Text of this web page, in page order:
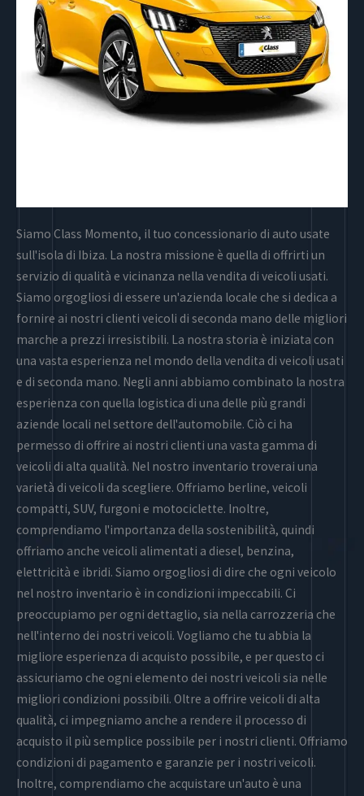
Siamo Class Momento, il tuo concessionario di auto usate
sull'isola di Ibiza. La nostra missione è quella di offrirti un
servizio di qualità e vicinanza nella vendita di veicoli usati.
Siamo orgogliosi di essere un'azienda locale che si dedica a
fornire ai nostri clienti veicoli di seconda mano delle migliori
marche a prezzi irresistibili. La nostra storia è iniziata con
una vasta esperienza nel mondo della vendita di veicoli usati
e di seconda mano. Negli anni abbiamo combinato la nostra
esperienza con quella logistica di una delle più grandi
aziende locali nel settore dell'automobile. Ciò ci ha
permesso di offrire ai nostri clienti una vasta gamma di
veicoli di alta qualità. Nel nostro inventario troverai una
varietà di veicoli da scegliere. Offriamo berline, veicoli
compatti, SUV, furgoni e motociclette. Inoltre,
comprendiamo l'importanza della sostenibilità, quindi
offriamo anche veicoli alimentati a diesel, benzina,
elettricità e ibridi. Siamo orgogliosi di dire che ogni veicolo
nel nostro inventario è in condizioni impeccabili. Ci
preoccupiamo per ogni dettaglio, sia nella carrozzeria che
nell'interno dei nostri veicoli. Vogliamo che tu abbia la
migliore esperienza di acquisto possibile, e per questo ci
assicuriamo che ogni elemento dei nostri veicoli sia nelle
migliori condizioni possibili. Oltre a offrire veicoli di alta
qualità, ci impegniamo anche a rendere il processo di
acquisto il più semplice possibile per i nostri clienti. Offriamo
condizioni di pagamento e garanzie per i nostri veicoli.
Inoltre, comprendiamo che acquistare un'auto è una